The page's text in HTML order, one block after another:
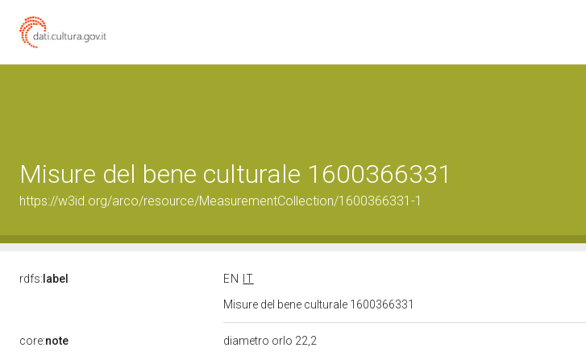
Misure del bene culturale 1600366331
https://w3id.org/arco/resource/MeasurementCollection/1600366331-1
rdfs: label EN
IT
Misure del bene culturale 1600366331
core:note diametro orlo 22,2